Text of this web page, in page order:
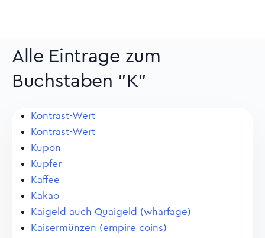
Alle Eintrage zum
Buchstaben "K"
Kontrast-Wert
Kontrast-Wert
Kupon
Kupfer
Kaffee
Kakao
Kaigeld auch Quaigeld (wharfage)
Kaisermünzen (empire coins)